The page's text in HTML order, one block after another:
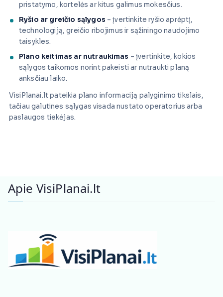
pristatymo, kortelės ar kitus galimus mokesčius.
Ryšio ar greičio sąlygos – įvertinkite ryšio aprėptį,
technologiją, greičio ribojimus ir sąžiningo naudojimo
taisykles.
Plano keitimas ar nutraukimas – įvertinkite, kokios
sąlygos taikomos norint pakeisti ar nutraukti planą
anksčiau laiko.
VisiPlanai.lt pateikia plano informaciją palyginimo tikslais,
tačiau galutines sąlygas visada nustato operatorius arba
paslaugos tiekėjas.
Apie VisiPlanai.lt